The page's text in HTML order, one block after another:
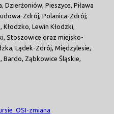
Dzierżoniów, Pieszyce, Piława
Zdrój, Polanica-Zdrój;
Lewin Kłodzki,
Stoszowice oraz miejsko-
Lądek-Zdrój, Międzylesie,
Ząbkowice Śląskie,
zmiana